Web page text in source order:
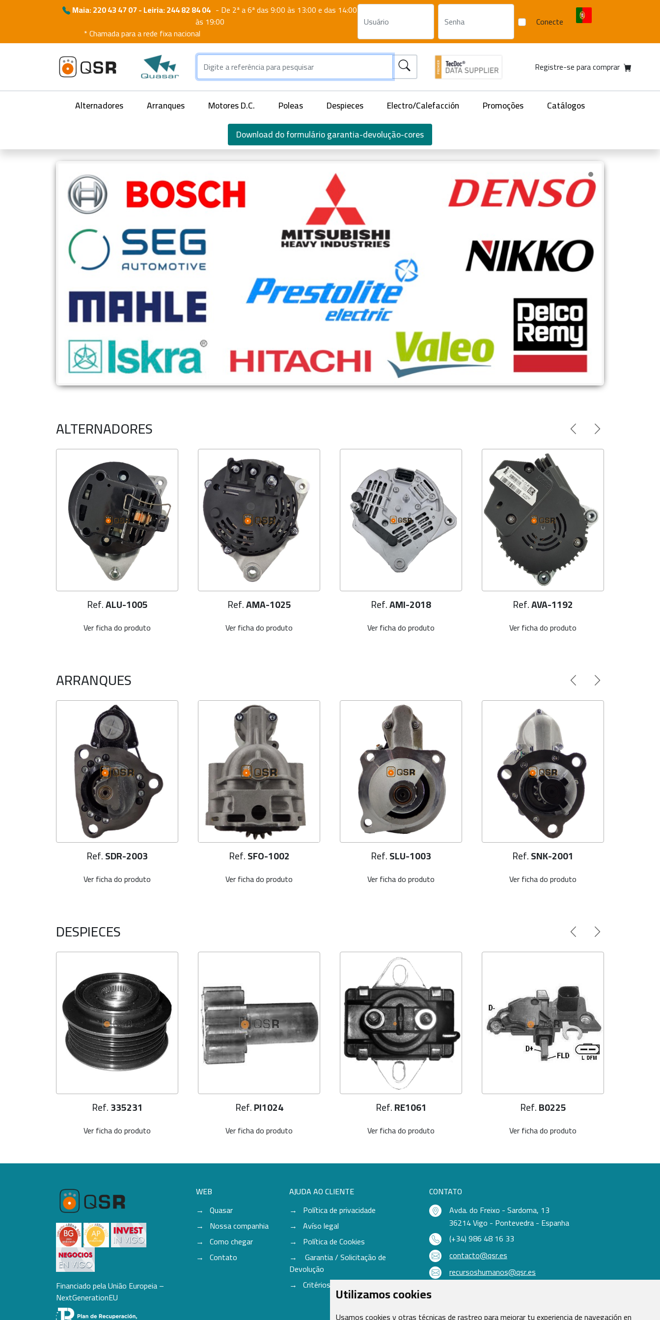
Utilizamos cookies
Usamos cookies y otras técnicas de rastreo para mejorar tu experiencia de navegación en
Maia: 220 43 47 07 - Leiria: 244 82 84 04 - De 2ª a 6ª das 9:00 às 13:00 e das 14:00
às 19:00
* Chamada para a rede fixa nacional
Conecte
Registre-se para comprar
Alternadores Arranques Motores D.C. Poleas Despieces Electro/Calefacción Promoções
Catálogos
Download do formulário garantia-devolução-cores
ALTERNADORES
Ref.ALU-1005
Ver ficha do produto
Ref.AMA-1025
Ver ficha do produto
Ref.AMI-2018
Ver ficha do produto
Ref.AVA-1192
Ver ficha do produto
ARRANQUES
Ref.SDR-2003
Ver ficha do produto
Ref.SFO-1002
Ver ficha do produto
Ref.SLU-1003
Ver ficha do produto
Ref.SNK-2001
Ver ficha do produto
DESPIECES
Ref.335231
Ver ficha do produto
Ref.PI1024
Ver ficha do produto
Ref.RE1061
Ver ficha do produto
Ref.B0225
Ver ficha do produto
Financiado pela União Europeia –
NextGenerationEU
WEB
Quasar
Nossa companhia
Como chegar
Contato
AJUDA AO CLIENTE
Política de privacidade
Avíso legal
Política de Cookies
Garantia / Solicitação de
Devolução
Critérios para aceitação de Cores
CONTATO
Avda. do Freixo - Sardoma, 13
36214 Vigo - Pontevedra - Espanha
(+34) 986 48 16 33
contacto@qsr.es
recursoshumanos@qsr.es